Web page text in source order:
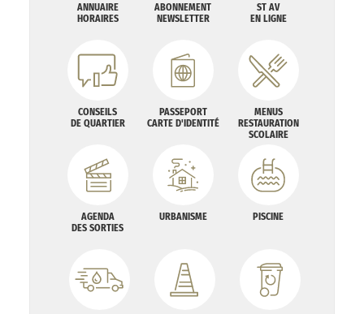
ANNUAIRE
HORAIRES
ABONNEMENT
NEWSLETTER
ST AV
EN LIGNE
CONSEILS
DE QUARTIER
PASSEPORT
CARTE D'IDENTITÉ
MENUS
RESTAURATION
SCOLAIRE
AGENDA
DES SORTIES
URBANISME PISCINE